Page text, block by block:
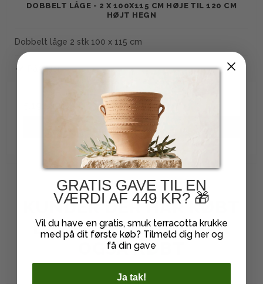
DOBBELT LÅGE - 2 X 100X115 CM HØJE TIL 120 CM
HØJT HEGN
Dobbelt låge 2 stk 100 x 115 cm
På lager
VIS PRODUKT
KUNDER DER HAR KØBT
DETTE PRODUKT HAR
OGSÅ KØBT
GRATIS GAVE TIL EN
VÆRDI AF 449 KR? 🎁
Vil du have en gratis, smuk terracotta krukke
med på dit første køb? Tilmeld dig her og
få din gave
Ja tak!